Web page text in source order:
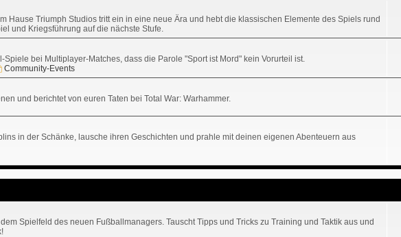
Hause Triumph Studios tritt ein in eine neue Ära und hebt die klassischen Elemente des Spiels rund
und Kriegsführung auf die nächste Stufe.
bei Multiplayer-Matches, dass die Parole "Sport ist Mord" kein Vorurteil ist.
Community-Events
und berichtet von euren Taten bei Total War: Warhammer.
in der Schänke, lausche ihren Geschichten und prahle mit deinen eigenen Abenteuern aus
Spielfeld des neuen Fußballmanagers. Tauscht Tipps und Tricks zu Training und Taktik aus und